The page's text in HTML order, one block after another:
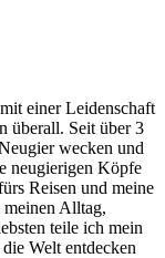
einer Leidenschaft
überall. Seit über 3
wecken und
neugierigen Köpfe
Reisen und meine
Alltag,
teile ich mein
Welt entdecken